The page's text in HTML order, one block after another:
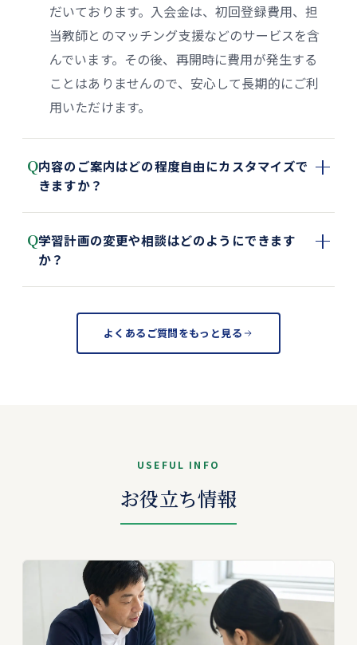
だいております。入会金は、初回登録費用、担
当教師とのマッチング支援などのサービスを含
んでいます。その後、再開時に費用が発生する
ことはありませんので、安心して長期的にご利
用いただけます。
Q内容のご案内はどの程度自由にカスタマイズで
きますか？
Q学習計画の変更や相談はどのようにできます
か？
よくあるご質問をもっと見る
USEFUL INFO
お役立ち情報